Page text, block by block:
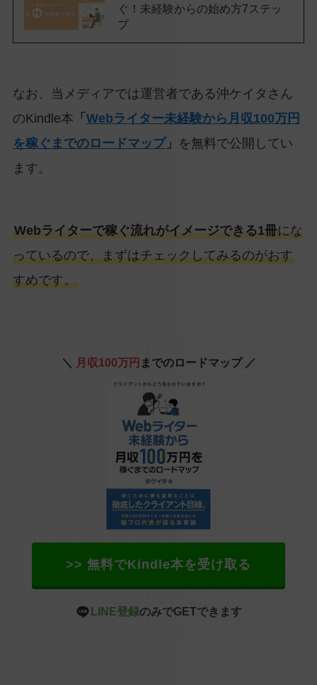
ぐ！未経験からの始め方7ステッ
プ
なお、当メディアでは運営者である沖ケイタさん
のKindle本 「 Webライター未経験から月収100万円
を稼ぐまでのロードマップ」 を無料で公開してい
ます。
Webライターで稼ぐ流れがイメージできる1冊にな
っているので、まずはチェックしてみるのがおす
すめです。
＼ 月収100万円 までのロードマップ ／
>> 無料でKindle本を受け取る
LINE登録のみでGETできます